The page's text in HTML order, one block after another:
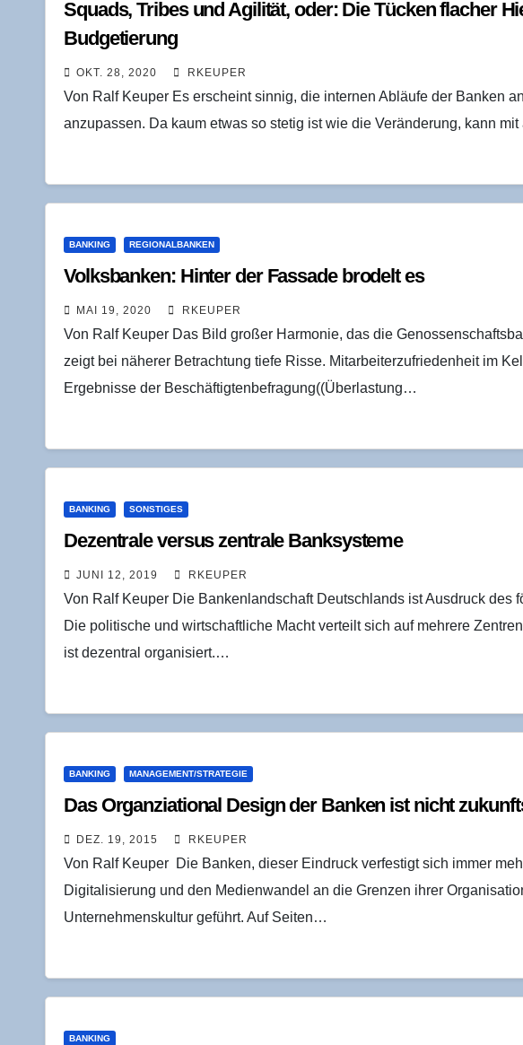
Squads, Tri­bes und Agi­li­tät, oder: Die Tücken fla­cher
Budgetierung
OKT. 28, 2020 RKEUPER
Von Ralf Keuper Es erscheint sinnig, die internen Abläufe der Banken
anzupassen. Da kaum etwas so stetig ist wie die Veränderung, kann
BANKING REGIONALBANKEN
Volks­ban­ken: Hin­ter der Fas­sa­de bro­delt es
MAI 19, 2020 RKEUPER
Von Ralf Keuper Das Bild großer Harmonie, das die
zeigt bei näherer Betrachtung tiefe Risse. Mitarbeiterzufriedenheit im
Ergebnisse der Beschäftigtenbefragung((Überlastung…
BANKING SONSTIGES
Dezen­tra­le ver­sus zen­tra­le Banksysteme
JUNI 12, 2019 RKEUPER
Von Ralf Keuper Die Bankenlandschaft Deutschlands ist Ausdruck des
Die politische und wirtschaftliche Macht verteilt sich auf mehrere
ist dezentral organisiert.…
BANKING MANAGEMENT/STRATEGIE
Das Organ­zia­tio­nal Design der Ban­ken ist nicht
DEZ. 19, 2015 RKEUPER
Von Ralf Keuper Die Banken, dieser Eindruck verfestigt sich immer
Digitalisierung und den Medienwandel an die Grenzen ihrer
Unternehmenskultur geführt. Auf Seiten…
BANKING